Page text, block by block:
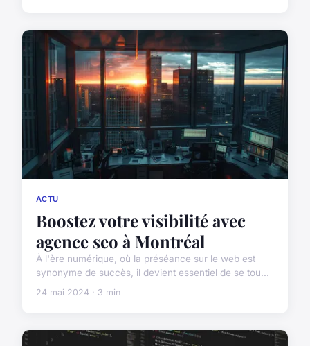
ACTU
Boostez votre visibilité avec
agence seo à Montréal
À l'ère numérique, où la préséance sur le web est
synonyme de succès, il devient essentiel de se tou...
24 mai 2024 · 3 min